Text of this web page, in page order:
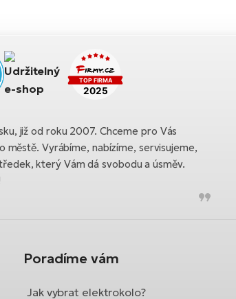
již od roku 2007. Chceme pro Vás
městě. Vyrábíme, nabízíme, servisujeme,
který Vám dá svobodu a úsměv.
Poradíme vám
Jak vybrat elektrokolo?